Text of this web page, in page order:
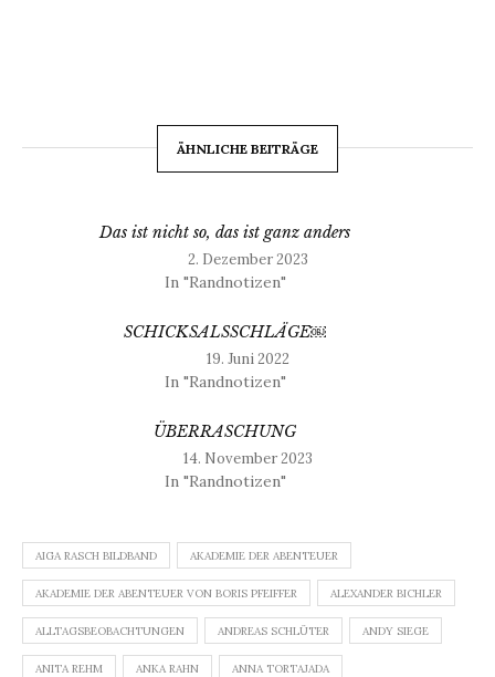
ÄHNLICHE BEITRÄGE
Das ist nicht so, das ist ganz anders
2. Dezember 2023
In "Randnotizen"
SCHICKSALSSCHLÄGE￼
19. Juni 2022
In "Randnotizen"
ÜBERRASCHUNG
14. November 2023
In "Randnotizen"
AIGA RASCH BILDBAND AKADEMIE DER ABENTEUER
AKADEMIE DER ABENTEUER VON BORIS PFEIFFER ALEXANDER BICHLER
ALLTAGSBEOBACHTUNGEN ANDREAS SCHLÜTER ANDY SIEGE
ANITA REHM ANKA RAHN ANNA TORTAJADA